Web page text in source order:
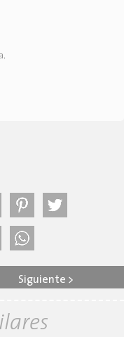
.
Siguiente >